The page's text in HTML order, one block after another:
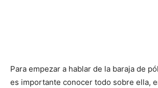
Para empezar a hablar de la baraja de
es importante conocer todo sobre ella,